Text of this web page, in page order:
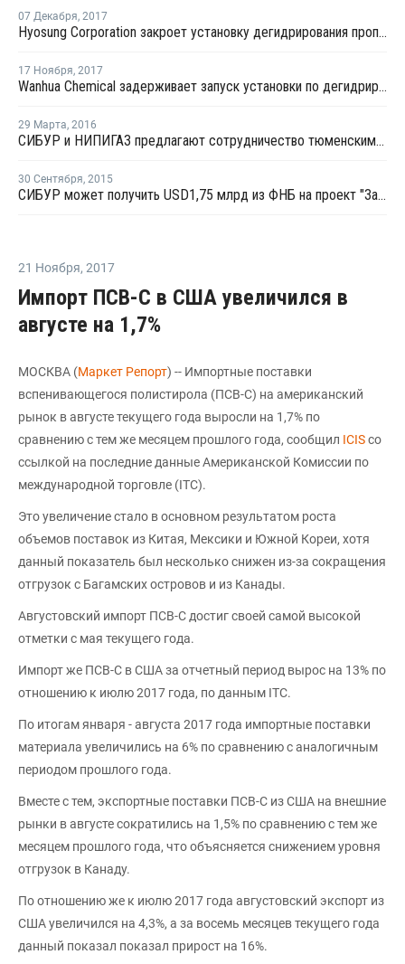
07 Декабря, 2017
Hyosung Corporation закроет установку дегидрирования пропана №1 в январе 2018 года
17 Ноября, 2017
Wanhua Chemical задерживает запуск установки по дегидрированию пропана в Китае
29 Марта, 2016
СИБУР и НИПИГАЗ предлагают сотрудничество тюменским предприятиям
30 Сентября, 2015
СИБУР может получить USD1,75 млрд из ФНБ на проект "Запсибнефтехим"
21 Ноября, 2017
Импорт ПСВ-С в США увеличился в
августе на 1,7%
МОСКВА (Маркет Репорт) -- Импортные поставки
вспенивающегося полистирола (ПСВ-С) на американский
рынок в августе текущего года выросли на 1,7% по
сравнению с тем же месяцем прошлого года, сообщил ICISсо
ссылкой на последние данные Американской Комиссии по
международной торговле (ITC).
Это увеличение стало в основном результатом роста
объемов поставок из Китая, Мексики и Южной Кореи, хотя
данный показатель был несколько снижен из-за сокращения
отгрузок с Багамских островов и из Канады.
Августовский импорт ПСВ-С достиг своей самой высокой
отметки с мая текущего года.
Импорт же ПСВ-С в США за отчетный период вырос на 13% по
отношению к июлю 2017 года, по данным ITC.
По итогам января - августа 2017 года импортные поставки
материала увеличились на 6% по сравнению с аналогичным
периодом прошлого года.
Вместе с тем, экспортные поставки ПСВ-С из США на внешние
рынки в августе сократились на 1,5% по сравнению с тем же
месяцем прошлого года, что объясняется снижением уровня
отгрузок в Канаду.
По отношению же к июлю 2017 года августовский экспорт из
США увеличился на 4,3%, а за восемь месяцев текущего года
данный показал показал прирост на 16%.